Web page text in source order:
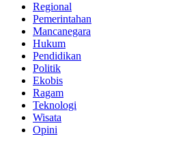
Regional
Pemerintahan
Mancanegara
Hukum
Pendidikan
Politik
Ekobis
Ragam
Teknologi
Wisata
Opini